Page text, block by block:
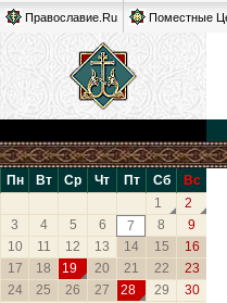
Православие.Ru Поместные
Пн Вт Ср Чт Пт Сб
Вс
1
2
3
4 5 6 7 8
9
10
11 12 13 14 15
16
17
18 19 20 21 22
23
24
25 26 27 28 29
30